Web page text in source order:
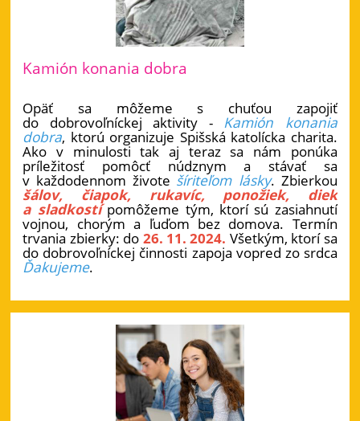
Kamión konania dobra
Opäť sa môžeme s chuťou zapojiť
do dobrovoľníckej aktivity - Kamión konania
dobra, ktorú organizuje Spišská katolícka charita.
Ako v minulosti tak aj teraz sa nám ponúka
príležitosť pomôcť núdznym a stávať sa
v každodennom živote šíriteľom lásky. Zbierkou
šálov, čiapok, rukavíc, ponožiek, diek
a sladkostí pomôžeme tým, ktorí sú zasiahnutí
vojnou, chorým a ľuďom bez domova. Termín
trvania zbierky: do 26. 11. 2024. Všetkým, ktorí sa
do dobrovoľníckej činnosti zapoja vopred zo srdca
Ďakujeme.